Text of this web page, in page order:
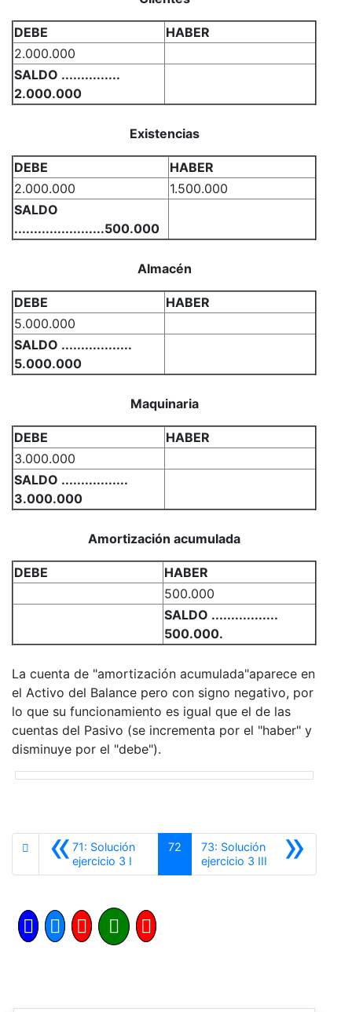
DEBE
HABER
2.000.000
SALDO ...............
2.000.000
Existencias
DEBE
HABER
2.000.000
1.500.000
SALDO
.......................500.000
Almacén
DEBE
HABER
5.000.000
SALDO ..................
5.000.000
Maquinaria
DEBE
HABER
3.000.000
SALDO .................
3.000.000
Amortización acumulada
DEBE
HABER
500.000
SALDO .................
500.000.
La cuenta de "amortización acumulada"aparece en
el Activo del Balance pero con signo negativo, por
lo que su funcionamiento es igual que el de las
cuentas del Pasivo (se incrementa por el "haber" y
disminuye por el "debe").
«71: Solución
ejercicio 3 I
72 »
73: Solución
ejercicio 3 IIISiguiente